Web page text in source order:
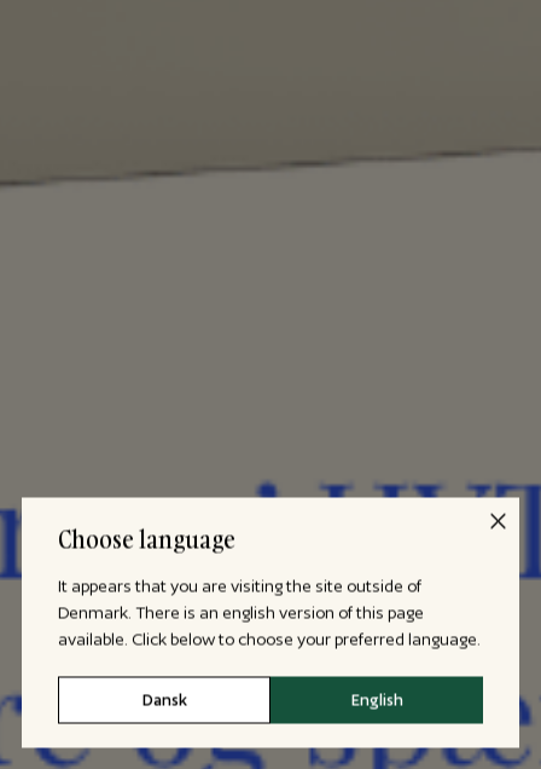
Choose language
It appears that you are visiting the site outside of
Denmark. There is an english version of this page
available. Click below to choose your preferred language.
Dansk English